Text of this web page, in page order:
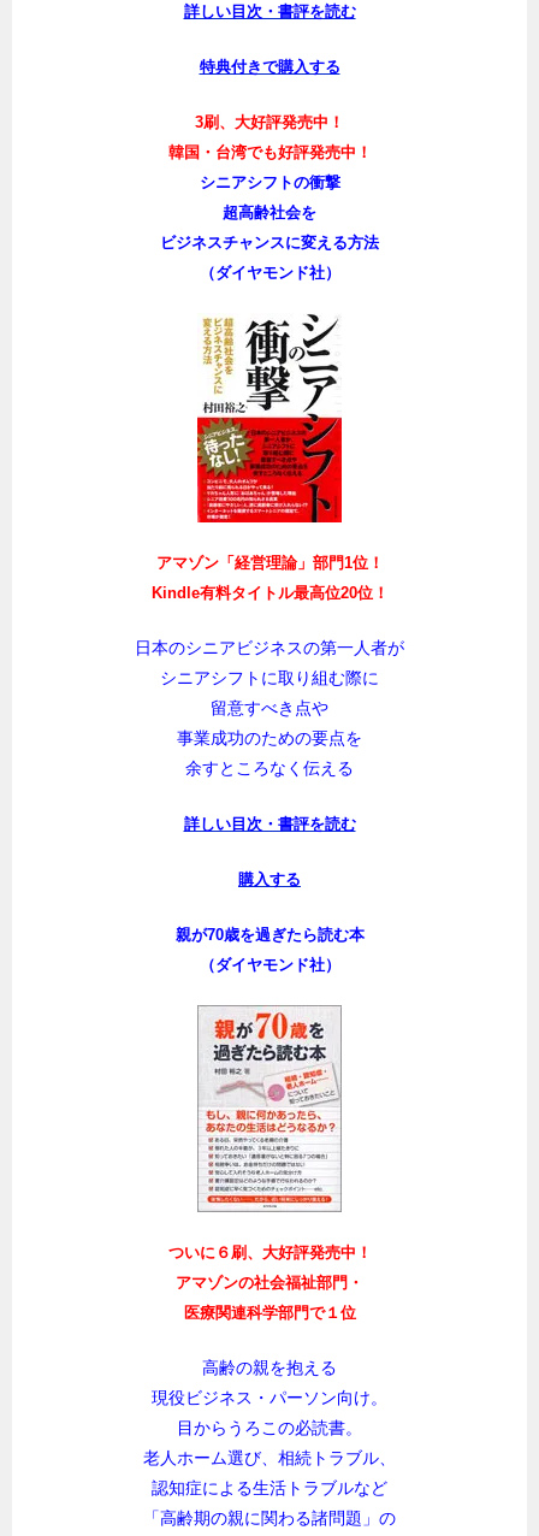
詳しい目次・書評を読む
特典付きで購入する
3刷、大好評発売中！
韓国・台湾でも好評発売中！
シニアシフトの衝撃
超高齢社会を
ビジネスチャンスに変える方法
（ダイヤモンド社）
アマゾン「経営理論」部門1位！
Kindle有料タイトル最高位20位！
日本のシニアビジネスの第一人者が
シニアシフトに取り組む際に
留意すべき点や
事業成功のための要点を
余すところなく伝える
詳しい目次・書評を読む
購入する
親が70歳を過ぎたら読む本
（ダイヤモンド社）
ついに６刷、大好評発売中！
アマゾンの社会福祉部門・
医療関連科学部門で１位
高齢の親を抱える
現役ビジネス・パーソン向け。
目からうろこの必読書。
老人ホーム選び、相続トラブル、
認知症による生活トラブルなど
「高齢期の親に関わる諸問題」の